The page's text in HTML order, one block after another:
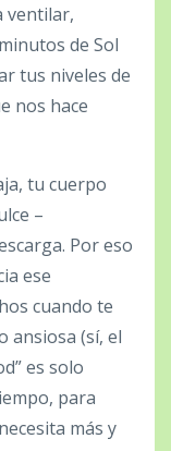
ventilar,
de Sol
tus niveles de
nos hace
tu cuerpo
–
Por eso
ese
cuando te
ansiosa (sí, el
es solo
para
más y